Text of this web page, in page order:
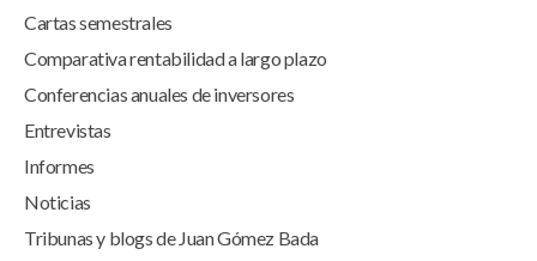
Cartas semestrales
Comparativa rentabilidad a largo plazo
Conferencias anuales de inversores
Entrevistas
Informes
Noticias
Tribunas y blogs de Juan Gómez Bada